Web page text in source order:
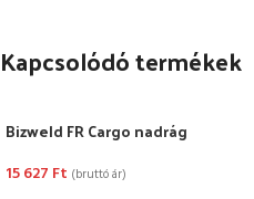
Kapcsolódó termékek
Bizweld FR Cargo nadrág
15 627 Ft (bruttó ár)